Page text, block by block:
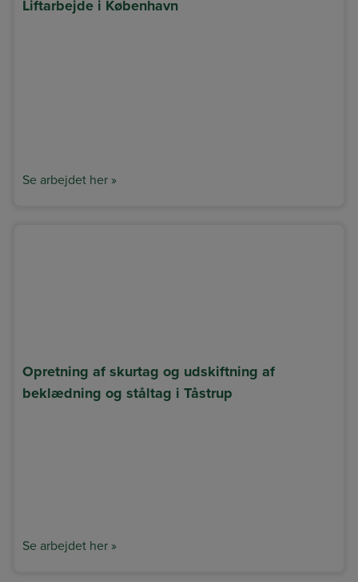
Liftarbejde i København
Se arbejdet her »
Opretning af skurtag og udskiftning af
beklædning og ståltag i Tåstrup
Se arbejdet her »